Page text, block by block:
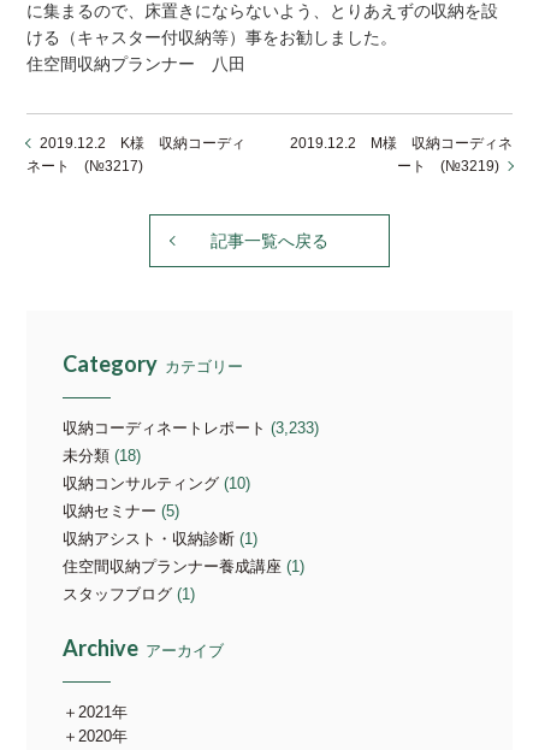
に集まるので、床置きにならないよう、とりあえずの収納を設
ける（キャスター付収納等）事をお勧しました。
住空間収納プランナー 八田
2019.12.2 K様 収納コーディ
ネート (№3217)
2019.12.2 M様 収納コーディネ
ート (№3219)
記事一覧へ戻る
Category カテゴリー
収納コーディネートレポート (3,233)
未分類 (18)
収納コンサルティング (10)
収納セミナー (5)
収納アシスト・収納診断 (1)
住空間収納プランナー養成講座 (1)
スタッフブログ (1)
Archive アーカイブ
2021年
2020年